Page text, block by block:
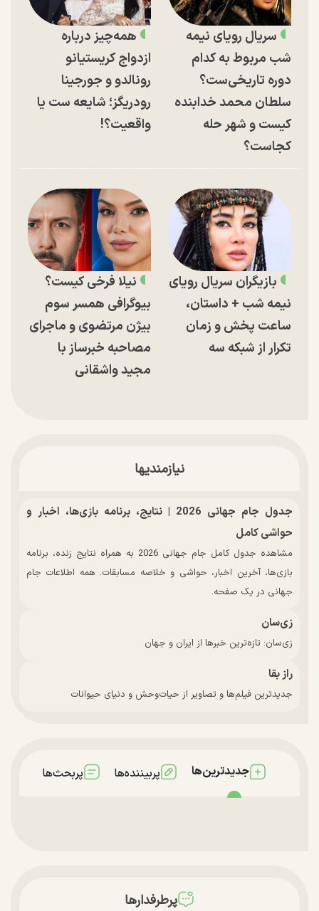
سریال رویای نیمه
شب مربوط به کدام
دوره تاریخی‌ست؟
سلطان محمد خدابنده
کیست و شهر حله
کجاست؟
همه‌چیز درباره
ازدواج کریستیانو
رونالدو و جورجینا
رودریگز؛ شایعه ست یا
واقعیت؟!
بازیگران سریال رویای
نیمه شب + داستان،
ساعت پخش و زمان
تکرار از شبکه سه
نیلا فرخی کیست؟
بیوگرافی همسر سوم
بیژن مرتضوی و ماجرای
مصاحبه خبرساز با
مجید واشقانی
نیازمندیها
جدول جام جهانی 2026 | نتایج، برنامه بازی‌ها، اخبار و
حواشی کامل
مشاهده جدول کامل جام جهانی 2026 به همراه نتایج زنده، برنامه
بازی‌ها، آخرین اخبار، حواشی و خلاصه مسابقات. همه اطلاعات جام
جهانی در یک صفحه.
زی‌سان
زی‌سان: تازه‌ترین خبرها از ایران و جهان
راز بقا
جدیدترین فیلم‌ها و تصاویر از حیات‌وحش و دنیای حیوانات
جدیدترین‌ها پربیننده‌ها پربحث‌ها
پرطرفدارها